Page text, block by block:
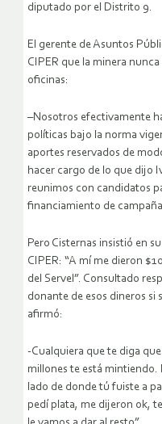
diputado por el Distrito 9.
El gerente de Asuntos
CIPER que la minera
oficinas:
–Nosotros efectivamente
políticas bajo la norma
aportes reservados de
hacer cargo de lo que dijo
reunimos con candidatos
financiamiento de
Pero Cisternas insistió en
CIPER: “A mí me dieron
del Servel”. Consultado
donante de esos dineros si
afirmó:
-Cualquiera que te diga
millones te está mintiendo.
lado de donde tú fuiste a
pedí plata, me dijeron ok,